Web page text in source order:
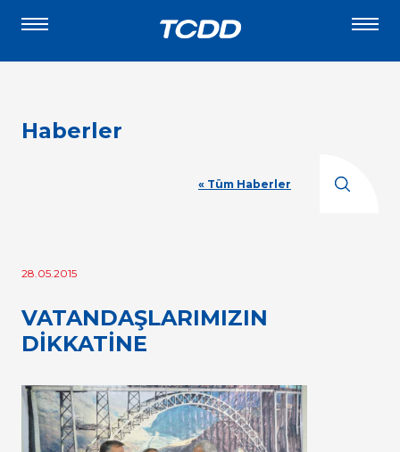
Haberler
« Tüm Haberler
28.05.2015
VATANDAŞLARIMIZIN
DİKKATİNE